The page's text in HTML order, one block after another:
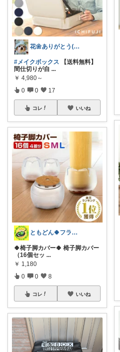
花🌼ありがとう(*･ω･)*_ _)ﾍ
#メイクボックス 【送料無料】
間仕切りが自 ...
￥ 4,980～
0 0 17
コレ いいね
ともどん🍀フライパン料理ある暮らし🍳
🍀椅子脚カバー🍀 椅子脚カバー
（16個セッ ...
￥ 1,180
0 0 8
コレ いいね